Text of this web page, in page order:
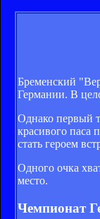
Бременский
Германии. В
Однако первый
красивого паса
стать героем
Одного очка
место.
Чемпионат